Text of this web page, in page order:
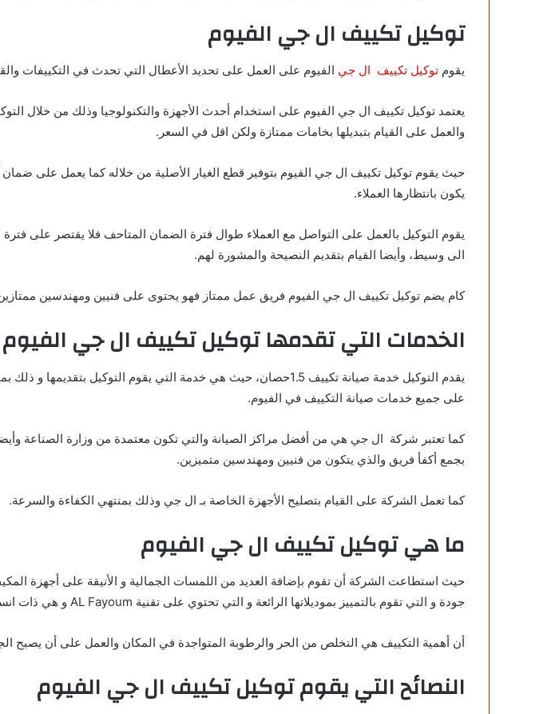
توكيل تكييف ال جي الفيوم
يقوم توكيل تكييف ال جي الفيوم على العمل على تحديد الأعطال التي تحدث في التكييفات
يعتمد توكيل تكييف ال جي الفيوم على استخدام أحدث الأجهزة والتكنولوجيا وذلك من خلال
والعمل على القيام بتبديلها بخامات ممتازة ولكن اقل في السعر.
حيث يقوم توكيل تكييف ال جي الفيوم بتوفير قطع الغيار الأصلية من خلالهكما يعمل على ضمان
يكون بانتظارها العملاء.
يقوم التوكيل بالعمل على التواصل مع العملاء طوال فترة الضمان المتاحف فلا يقتصر على فترة
الى وسيط، وأيضا القيام بتقديم النصيحة والمشورة لهم.
كام يضم توكيل تكييف ال جي الفيوم فريق عمل ممتاز فهو يحتوى على فنيين ومهندسين
الخدمات التيتقدمها توكيل تكييف ال جي الفيوم
يقدم التوكيل خدمة صيانة تكييف 1.5حصان، حيث هي خدمة التي يقوم
على جميع خدمات صيانة التكييف في الفيوم.
كما تعتبر شركة ال جي هي من أفضل مراكز الصيانة والتي تكون معتمدة من وزارة الصناعة
بجمع أكفأ فريق والذي يتكون من فنيين ومهندسين متميزين.
كما تعمل الشركة على القيام بتصليح الأجهزة الخاصة بـ ال جي وذلك بمنتهي الكفاءة والسرعة.
ما هي توكيل تكييف ال جي الفيوم
حيث استطاعت الشركة أن تقوم بإضافة العديد من اللمسات الجمالية و الأنيقة على أجهزة
جودة و التي تقوم بالتمييز بموديلاتها الرائعة و التي تحتوي على تقنية AL Fayoum و هي ذات انسيابية و تميز عن التكييفات الأخرى.
أن أهمية التكييف هي التخلص من الحر والرطوبة المتواجدة في المكان والعمل على أن يصبح
النصائحالتييقوم توكيل تكييف ال جي الفيوم